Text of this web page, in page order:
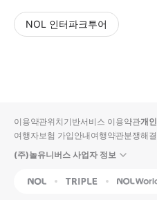
NOL 인터파크투어
입니
다.
순
상
이용약관위치기반서비스 이용약관개
여행자보험 가입안내여행약관분쟁해
(주)놀유니버스 사업자 정보
NOL Triple Interpark